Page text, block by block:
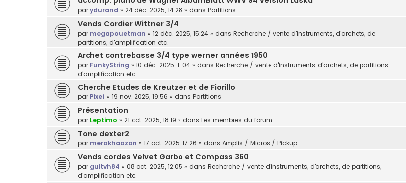
par ydurand » 24 déc. 2025, 14:28 » dans Partitions
Vends Cordier Wittner 3/4
par megapouetman » 12 déc. 2025, 15:24 » dans Recherche / vente d'instruments, d'archets, de
partitions, d'amplification etc.
Archet contrebasse 3/4 type werner années 1950
par FunkyString » 10 déc. 2025, 11:04 » dans Recherche / vente d'instruments, d'archets, de partitions,
d'amplification etc.
Cherche Etudes de Kreutzer et de Fiorillo
par Pixef » 19 nov. 2025, 19:56 » dans Partitions
Présentation
par Leptimo » 21 oct. 2025, 18:19 » dans Les membres du forum
Tone dexter2
par merakhaazan » 17 oct. 2025, 17:26 » dans Amplis / Micros / Pickup
Vends cordes Velvet Garbo et Compass 360
par guitvh84 » 08 oct. 2025, 12:05 » dans Recherche / vente d'instruments, d'archets, de partitions,
d'amplification etc.